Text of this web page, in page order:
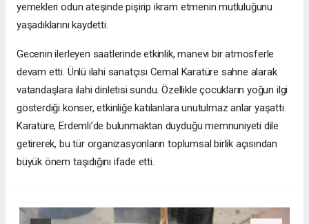
yemekleri odun ateşinde pişirip ikram etmenin mutluluğunu
yaşadıklarını kaydetti.
Gecenin ilerleyen saatlerinde etkinlik, manevi bir atmosferle
devam etti. Ünlü ilahi sanatçısı Cemal Karatüre sahne alarak
vatandaşlara ilahi dinletisi sundu. Özellikle çocukların yoğun ilgi
gösterdiği konser, etkinliğe katılanlara unutulmaz anlar yaşattı.
Karatüre, Erdemli’de bulunmaktan duyduğu memnuniyeti dile
getirerek, bu tür organizasyonların toplumsal birlik açısından
büyük önem taşıdığını ifade etti.